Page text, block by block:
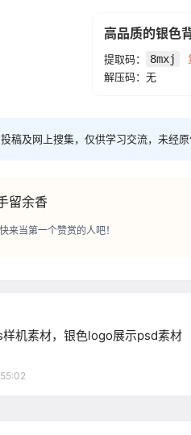
高品质的银色
提取码： 8mxj
解压码：无
稿及网上搜集，仅供学习交流，未经
留余香
来当第一个赞赏的人吧！
机素材，银色logo展示psd素材